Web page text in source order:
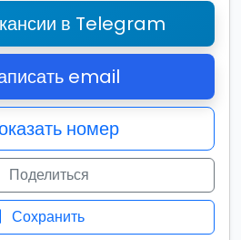
в Telegram
email
номер
Поделиться
Сохранить